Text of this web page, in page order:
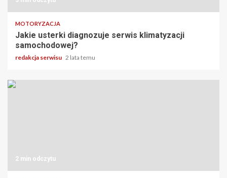
MOTORYZACJA
Jakie usterki diagnozuje serwis klimatyzacji
samochodowej?
redakcja serwisu 2 lata temu
2 min odczytu